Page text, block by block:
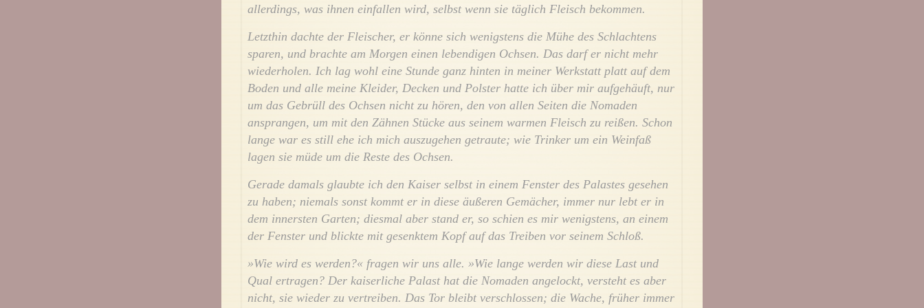
allerdings, was ihnen einfallen wird, selbst wenn sie täglich Fleisch bekommen.
Letzthin dachte der Fleischer, er könne sich wenigstens die Mühe des Schlachtens
sparen, und brachte am Morgen einen lebendigen Ochsen. Das darf er nicht mehr
wiederholen. Ich lag wohl eine Stunde ganz hinten in meiner Werkstatt platt auf dem
Boden und alle meine Kleider, Decken und Polster hatte ich über mir aufgehäuft, nur
um das Gebrüll des Ochsen nicht zu hören, den von allen Seiten die Nomaden
ansprangen, um mit den Zähnen Stücke aus seinem warmen Fleisch zu reißen. Schon
lange war es still ehe ich mich auszugehen getraute; wie Trinker um ein Weinfaß
lagen sie müde um die Reste des Ochsen.
Gerade damals glaubte ich den Kaiser selbst in einem Fenster des Palastes gesehen
zu haben; niemals sonst kommt er in diese äußeren Gemächer, immer nur lebt er in
dem innersten Garten; diesmal aber stand er, so schien es mir wenigstens, an einem
der Fenster und blickte mit gesenktem Kopf auf das Treiben vor seinem Schloß.
»Wie wird es werden?« fragen wir uns alle. »Wie lange werden wir diese Last und
Qual ertragen? Der kaiserliche Palast hat die Nomaden angelockt, versteht es aber
nicht, sie wieder zu vertreiben. Das Tor bleibt verschlossen; die Wache, früher immer